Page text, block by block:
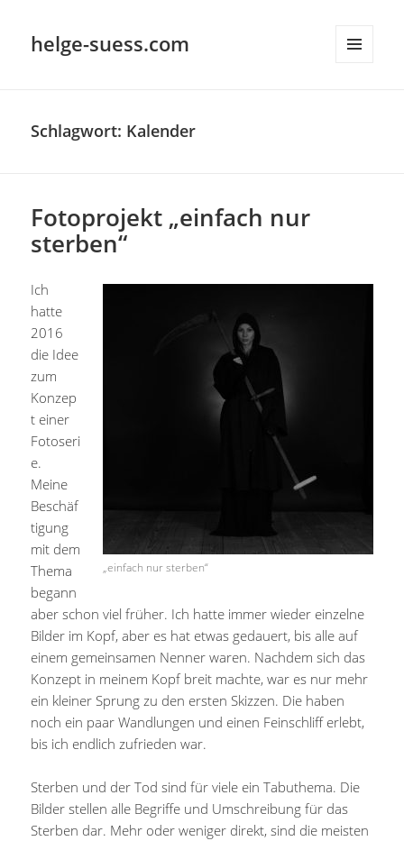
helge-suess.com
Schlagwort: Kalender
Fotoprojekt „einfach nur
sterben“
„einfach nur sterben“
Ich
hatte
2016
die Idee
zum
Konzep
t einer
Fotoseri
e.
Meine
Beschäf
tigung
mit dem
Thema
begann
aber schon viel früher. Ich hatte immer wieder einzelne
Bilder im Kopf, aber es hat etwas gedauert, bis alle auf
einem gemeinsamen Nenner waren. Nachdem sich das
Konzept in meinem Kopf breit machte, war es nur mehr
ein kleiner Sprung zu den ersten Skizzen. Die haben
noch ein paar Wandlungen und einen Feinschliff erlebt,
bis ich endlich zufrieden war.
Sterben und der Tod sind für viele ein Tabuthema. Die
Bilder stellen alle Begriffe und Umschreibung für das
Sterben dar. Mehr oder weniger direkt, sind die meisten